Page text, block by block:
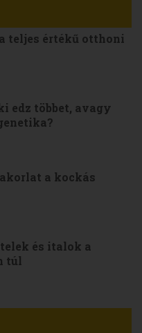
teljes értékű otthoni
edz többet, avagy
a kockás
és italok a
túl